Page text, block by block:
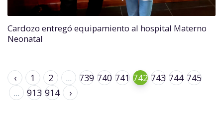
Cardozo entregó equipamiento al hospital Materno
Neonatal
‹ 1 2 ... 739 740 741 742 743 744 745
...
913 914 ›